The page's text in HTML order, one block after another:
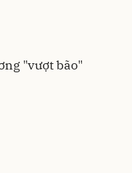
"vượt bão"